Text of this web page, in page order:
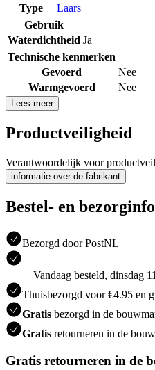
Type
Laars
Gebruik
Waterdichtheid Ja
Technische kenmerken
Gevoerd
Nee
Warmgevoerd
Nee
Lees meer
Productveiligheid
Verantwoordelijk voor
informatie over de fabrikant
Bestel- en
Bezorgd door PostNL
Vandaag besteld, dinsdag
Thuisbezorgd voor €4.95 en
Gratis bezorgd in de
Gratis retourneren in de
Gratis retourneren in de